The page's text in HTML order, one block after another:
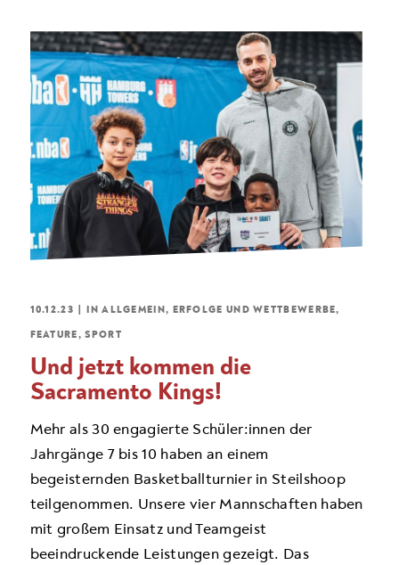
10.12.23 INALLGEMEIN, ERFOLGE UND WETTBEWERBE,
FEATURE,SPORT
Und jetzt kommen die
Sacramento Kings!
Mehr als 30 engagierte Schüler:innen der
Jahrgänge 7 bis 10 haben an einem
begeisternden Basketballturnier in Steilshoop
teilgenommen. Unsere vier Mannschaften haben
mit großem Einsatz und Teamgeist
beeindruckende Leistungen gezeigt. Das